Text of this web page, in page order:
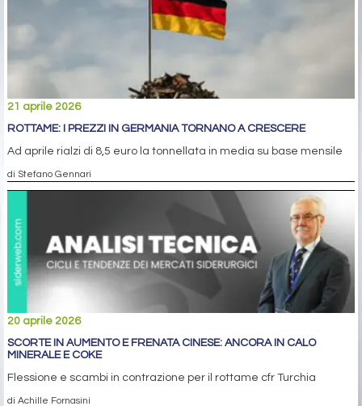
21 aprile 2026
ROTTAME: I PREZZI IN GERMANIA TORNANO A CRESCERE
Ad aprile rialzi di 8,5 euro la tonnellata in media su base mensile
di Stefano Gennari
20 aprile 2026
SCORTE IN AUMENTO E FRENATA CINESE: ANCORA IN CALO
MINERALE E COKE
Flessione e scambi in contrazione per il rottame cfr Turchia
di Achille Fornasini